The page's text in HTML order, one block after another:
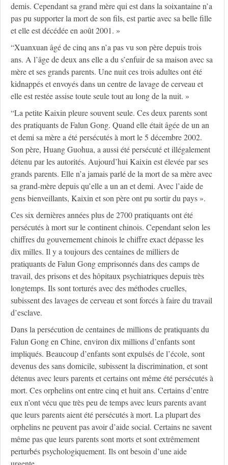
demis. Cependant sa grand mère qui est dans la soixantaine n’a
pas pu supporter la mort de son fils, est partie avec sa belle fille
et elle est décédée en août 2001. »
“Xuanxuan âgé de cinq ans n’a pas vu son père depuis trois
ans. A l’âge de deux ans elle a du s’enfuir de sa maison avec sa
mère et ses grands parents. Une nuit ces trois adultes ont été
kidnappés et envoyés dans un centre de lavage de cerveau et
elle est restée assise toute seule tout au long de la nuit. »
“La petite Kaixin pleure souvent seule. Ces deux parents sont
des pratiquants de Falun Gong. Quand elle était âgée de un an
et demi sa mère a été persécutés à mort le 5 décembre 2002.
Son père, Huang Guohua, a aussi été persécuté et illégalement
détenu par les autorités. Aujourd’hui Kaixin est élevée par ses
grands parents. Elle n’a jamais parlé de la mort de sa mère avec
sa grand-mère depuis qu’elle a un an et demi. Avec l’aide de
gens bienveillants, Kaixin et son père ont pu sortir du pays ».
Ces six dernières années plus de 2700 pratiquants ont été
persécutés à mort sur le continent chinois. Cependant selon les
chiffres du gouvernement chinois le chiffre exact dépasse les
dix milles. Il y a toujours des centaines de milliers de
pratiquants de Falun Gong emprisonnés dans des camps de
travail, des prisons et des hôpitaux psychiatriques depuis très
longtemps. Ils sont torturés avec des méthodes cruelles,
subissent des lavages de cerveau et sont forcés à faire du travail
d’esclave.
Dans la persécution de centaines de millions de pratiquants du
Falun Gong en Chine, environ dix millions d’enfants sont
impliqués. Beaucoup d’enfants sont expulsés de l’école, sont
devenus des sans domicile, subissent la discrimination, et sont
détenus avec leurs parents et certains ont même été persécutés à
mort. Ces orphelins ont entre cinq et huit ans. Certains d’entre
eux n’ont vécu que très peu de temps avec leurs parents avant
que leurs parents aient été persécutés à mort. La plupart des
orphelins ne peuvent pas avoir d’aide social. Certains ne savent
même pas que leurs parents sont morts et sont extrêmement
perturbés psychologiquement. Ils ont besoin d’une aide